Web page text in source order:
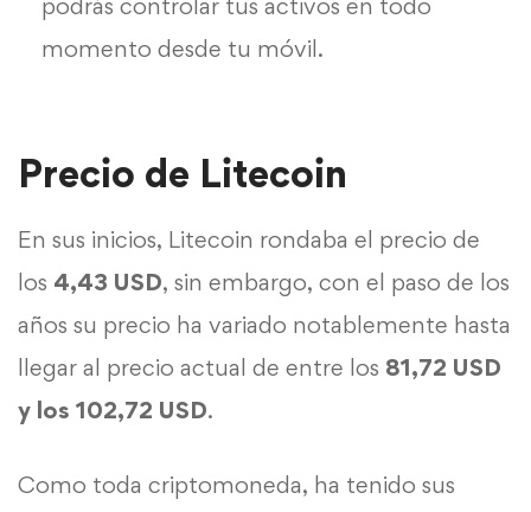
podrás controlar tus activos en todo
momento desde tu móvil.
Precio de Litecoin
En sus inicios, Litecoin rondaba el precio de
los 4,43 USD, sin embargo, con el paso de los
años su precio ha variado notablemente hasta
llegar al precio actual de entre los 81,72 USD
y los 102,72 USD.
Como toda criptomoneda, ha tenido sus